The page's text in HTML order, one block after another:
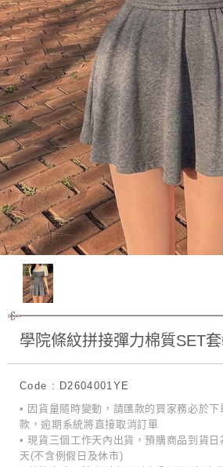
學院條紋拼接彈力棉質SET
Code : D2604001YE
• 因貨量隨時變動，請匯款的買家務必於
款，逾期系統將直接取消訂單
• 現貨三個工作天內出貨，預購商品到貨
天(不含例假日及休市)